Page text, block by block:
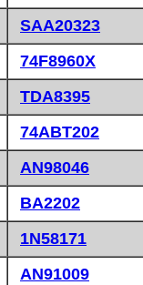
SAA20323
74F8960X
TDA8395
74ABT202
AN98046
BA2202
1N58171
AN91009